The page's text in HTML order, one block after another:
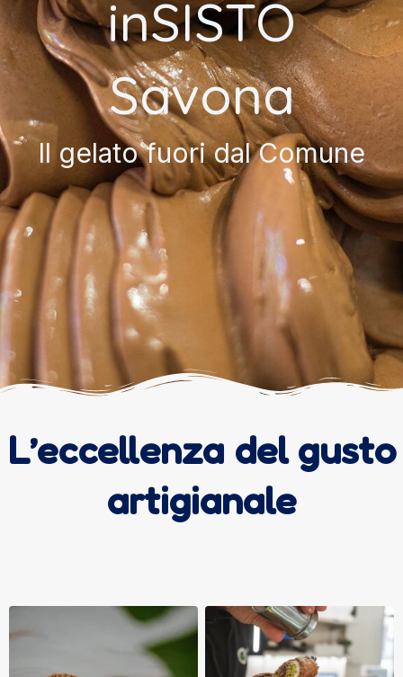
inSISTO
Savona
Il gelato fuori dal Comune
L’eccellenza del gusto
artigianale